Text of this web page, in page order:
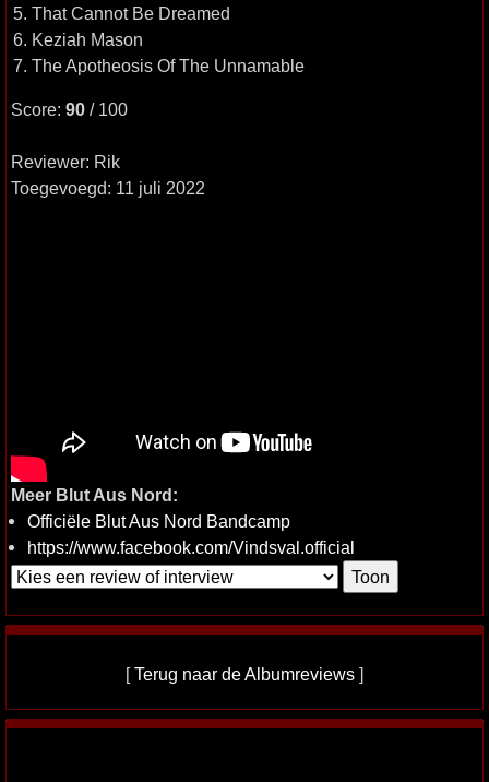
5. That Cannot Be Dreamed
6. Keziah Mason
7. The Apotheosis Of The Unnamable
Score: 90 / 100
Reviewer: Rik
Toegevoegd: 11 juli 2022
Meer Blut Aus Nord:
Officiële Blut Aus Nord Bandcamp
https://www.facebook.com/Vindsval.official
[Terug naar de Albumreviews ]